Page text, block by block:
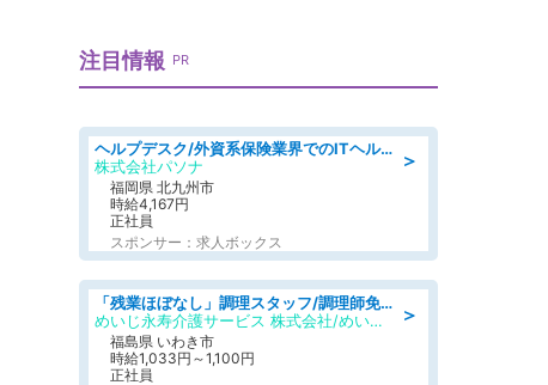
注目情報 PR
＞
ヘルプデスク/外資系保険業界でのITヘルプデスク業務/駅近/即日勤務可/ヘルプデスク
株式会社パソナ
福岡県 北九州市
時給4,167円
正社員
スポンサー：求人ボックス
＞
「残業ほぼなし」調理スタッフ/調理師免許必須/正職員/日勤のみ/住宅型有料老人ホーム
めいじ永寿介護サービス 株式会社/めいじ永寿介護サービスセンター
福島県 いわき市
時給1,033円～1,100円
正社員